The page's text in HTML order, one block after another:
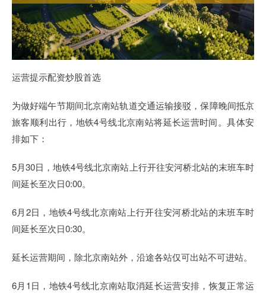
运营提示配资炒股首选
为做好端午节期间北京南站轨道交通运输接驳，保障晚间抵京
旅客顺利出行，地铁4号线北京南站将延长运营时间。具体安
排如下：
5月30日，地铁4号线北京南站上行开往安河桥北站的末班车时
间延长至次日0:00。
6月2日，地铁4号线北京南站上行开往安河桥北站的末班车时
间延长至次日0:30。
延长运营期间，除北京南站外，沿途各站仅可出站不可进站。
6月1日，地铁4号线北京南站取消延长运营安排，恢复正常运